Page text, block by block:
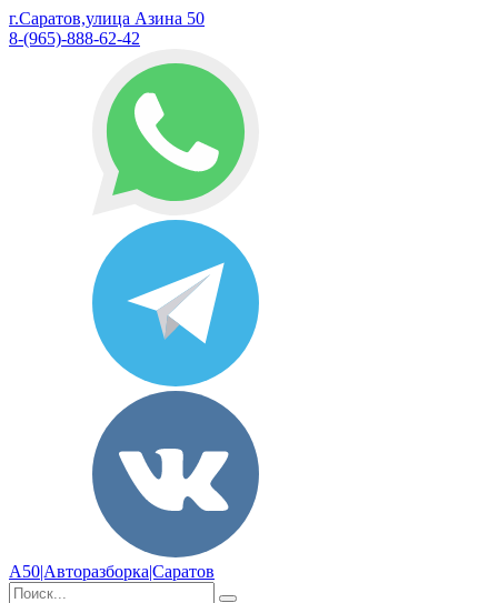
г.Саратов,улица Азина 50
8-(965)-888-62-42
А50|Авторазборка|Саратов